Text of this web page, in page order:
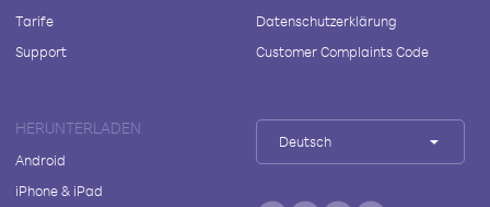
Tarife
Support
Datenschutzerklärung
Customer Complaints Code
HERUNTERLADEN
Android
iPhone & iPad
Deutsch